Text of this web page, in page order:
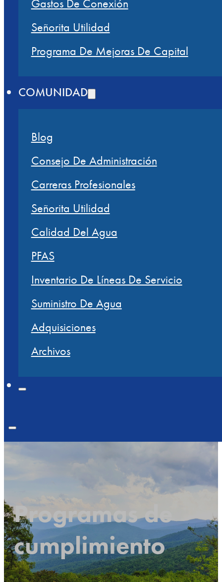
Gastos De Conexión
Señorita Utilidad
Programa De Mejoras De Capital
COMUNIDAD
Blog
Consejo De Administración
Carreras Profesionales
Señorita Utilidad
Calidad Del Agua
PFAS
Inventario De Líneas De Servicio
Suministro De Agua
Adquisiciones
Archivos
Programas de
cumplimiento